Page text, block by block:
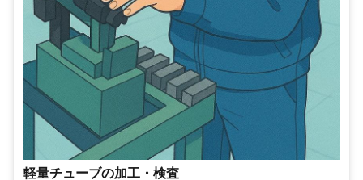
軽量チューブの加工・検査